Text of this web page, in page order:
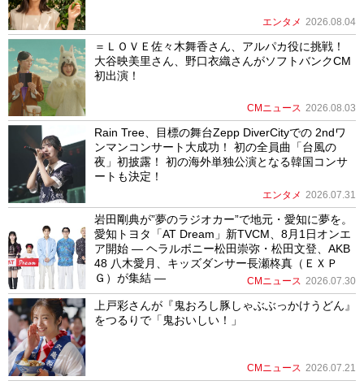
エンタメ 2026.08.04
＝ＬＯＶＥ佐々木舞香さん、アルパカ役に挑戦！
大谷映美里さん、野口衣織さんがソフトバンクCM
初出演！
CMニュース 2026.08.03
Rain Tree、目標の舞台Zepp DiverCityでの 2ndワ
ンマンコンサート大成功！ 初の全員曲「台風の
夜」初披露！ 初の海外単独公演となる韓国コンサ
ートも決定！
エンタメ 2026.07.31
岩田剛典が”夢のラジオカー”で地元・愛知に夢を。
愛知トヨタ「AT Dream」新TVCM、8月1日オンエ
ア開始 ― ヘラルボニー松田崇弥・松田文登、AKB
48 八木愛月、キッズダンサー長瀬柊真（ＥＸＰ
Ｇ）が集結 ―
CMニュース 2026.07.30
上戸彩さんが『鬼おろし豚しゃぶぶっかけうどん』
をつるりで「鬼おいしい！」
CMニュース 2026.07.21